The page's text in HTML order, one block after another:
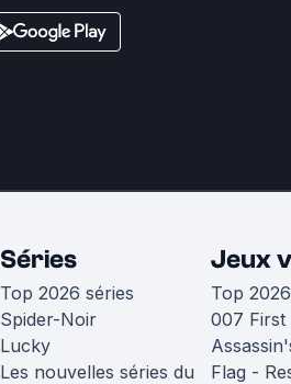
Séries
Top 2026 séries
Spider-Noir
Lucky
Les nouvelles séries du
Jeux
Top
007 First
Flag -